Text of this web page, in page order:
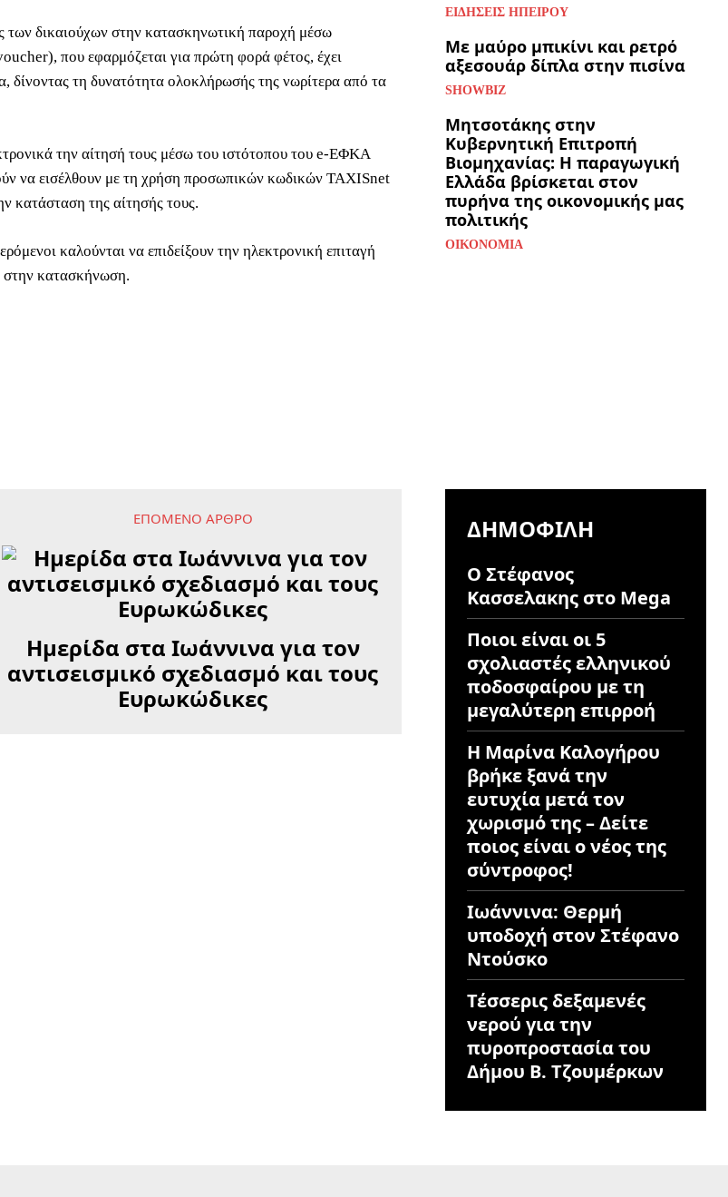
των δικαιούχων στην κατασκηνωτική παροχή μέσω
που εφαρμόζεται για πρώτη φορά φέτος, έχει
δίνοντας τη δυνατότητα ολοκλήρωσής της νωρίτερα από τα
την αίτησή τους μέσω του ιστότοπου του e-ΕΦΚΑ
να εισέλθουν με τη χρήση προσωπικών κωδικών TAXISnet
κατάσταση της αίτησής τους.
καλούνται να επιδείξουν την ηλεκτρονική επιταγή
κατασκήνωση.
ΕΙΔΉΣΕΙΣ ΗΠΕΊΡΟΥ
Με μαύρο μπικίνι και ρετρό
αξεσουάρ δίπλα στην πισίνα
SHOWBIZ
Μητσοτάκης στην
Κυβερνητική Επιτροπή
Βιομηχανίας: Η παραγωγική
Ελλάδα βρίσκεται στον
πυρήνα της οικονομικής μας
πολιτικής
ΟΙΚΟΝΟΜΊΑ
ΕΠΌΜΕΝΟ ΆΡΘΡΟ
Ημερίδα στα Ιωάννινα για τον
αντισεισμικό σχεδιασμό και τους
Ευρωκώδικες
ΔΗΜΟΦΙΛΉ
Ο Στέφανος
Κασσελακης στο Mega
Ποιοι είναι οι 5
σχολιαστές ελληνικού
ποδοσφαίρου με τη
μεγαλύτερη επιρροή
Η Μαρίνα Καλογήρου
βρήκε ξανά την
ευτυχία μετά τον
χωρισμό της – Δείτε
ποιος είναι ο νέος της
σύντροφος!
Ιωάννινα: Θερμή
υποδοχή στον Στέφανο
Ντούσκο
Τέσσερις δεξαμενές
νερού για την
πυροπροστασία του
Δήμου Β. Τζουμέρκων